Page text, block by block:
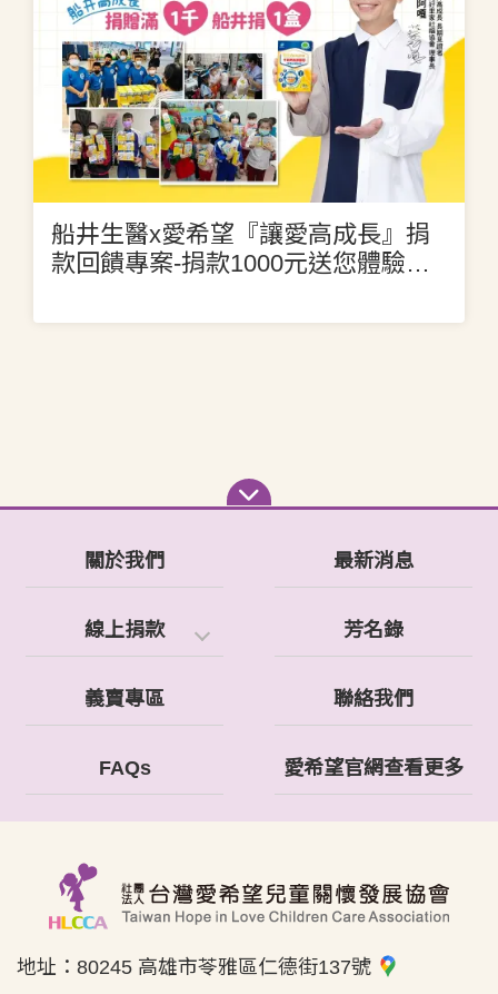
船井生醫x愛希望『讓愛高成長』捐
款回饋專案-捐款1000元送您體驗
關於我們 最新消息
線上捐款 芳名錄
義賣專區 聯絡我們
FAQs 愛希望官網查看更多
地址： 80245 高雄市苓雅區仁德街137號